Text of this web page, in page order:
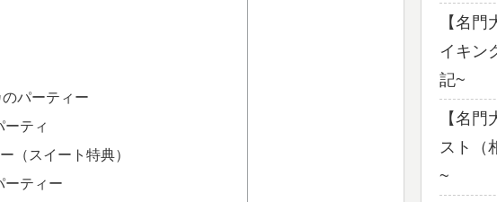
パーティー
ティ
（スイート特典）
ーティー
【名
イキン
記~
【名
スト（
~